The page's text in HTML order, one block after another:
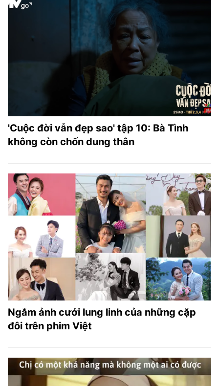
'Cuộc đời vẫn đẹp sao' tập 10: Bà Tình
không còn chốn dung thân
Ngắm ảnh cưới lung linh của những cặp
đôi trên phim Việt